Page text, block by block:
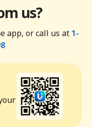
us?
app, or call us at 1-